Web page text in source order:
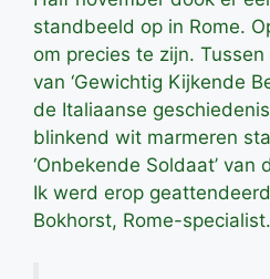
standbeeld op in Rome.
om precies te zijn.
van ‘Gewichtig Kijkende
de Italiaanse
blinkend wit marmeren
‘Onbekende Soldaat’
Ik werd erop
Bokhorst, Rome-specialist.